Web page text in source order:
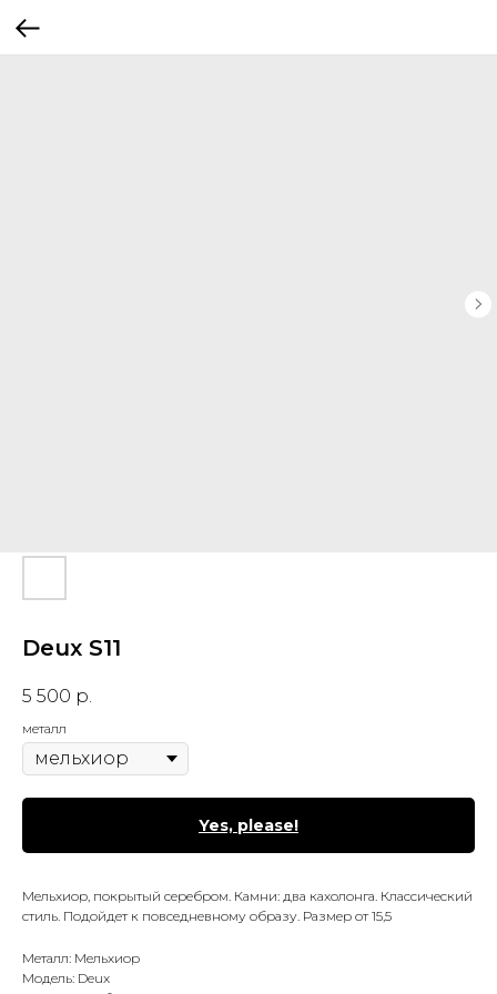
Deux S11
5 500 р.
металл
Yes, please!
Мельхиор, покрытый серебром. Камни: два кахолонга. Классический
стиль. Подойдет к повседневному образу. Размер от 15,5
Металл: Мельхиор
Модель: Deux